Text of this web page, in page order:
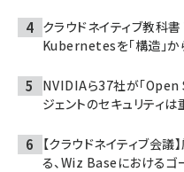
クラウドネイティブ教科
Kubernetesを「構造」
NVIDIAら37社が「Open
ジェントのセキュリティ
【クラウドネイティブ会
る、Wiz Baseにおけるゴ